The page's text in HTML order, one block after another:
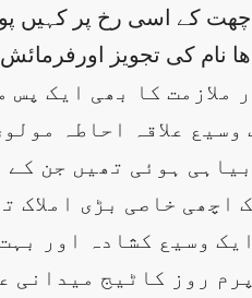
چھت کے اسی رخ پر کہیں
علاقہ احاطہ
ہوئی تھیں جن
اچھی خاصی بڑی
وسیع کشادہ اور
روز کاٹیج میدانی